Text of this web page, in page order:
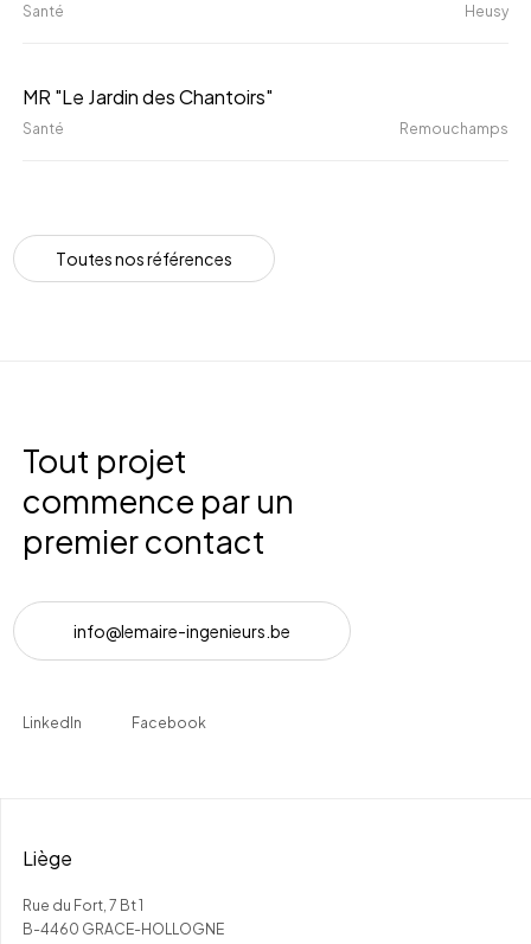
Santé Heusy
MR "Le Jardin des Chantoirs"
Santé Remouchamps
Toutesnosréférences
Tout projet
commence par un
premier contact
info@lemaire-ingenieurs be
LinkedIn Facebook
Liège
Rue du Fort, 7 Bt 1
B-4460 GRACE-HOLLOGNE